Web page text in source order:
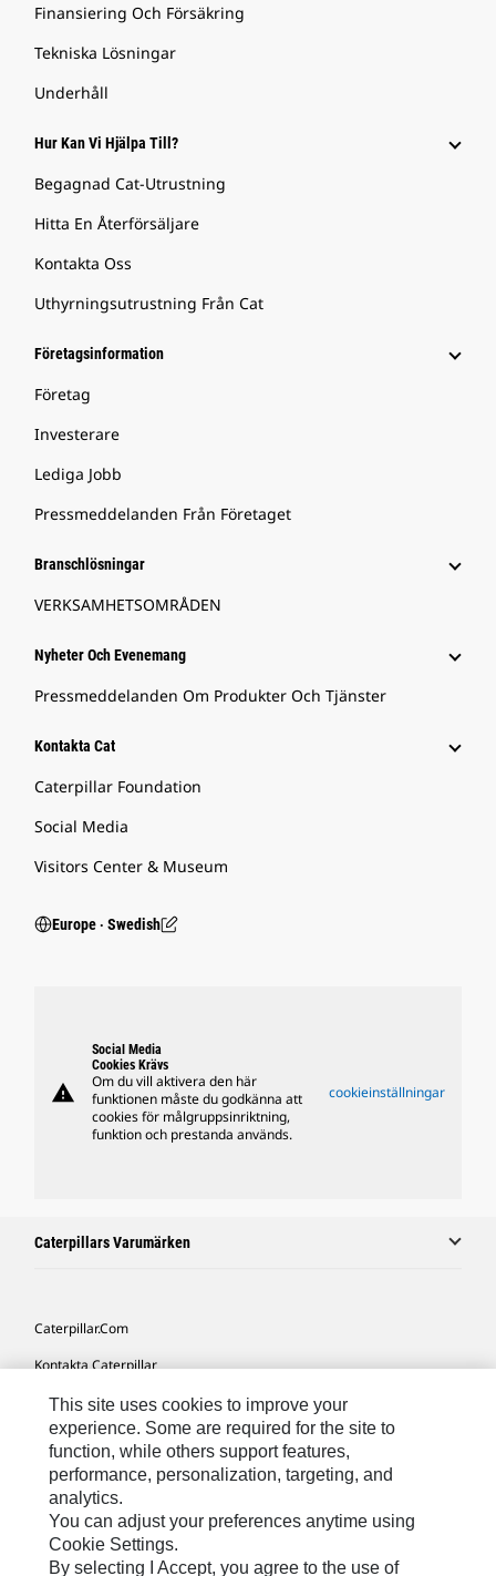
Finansiering Och Försäkring
Tekniska Lösningar
Underhåll
Hur Kan Vi Hjälpa Till?
Begagnad Cat-Utrustning
Hitta En Återförsäljare
Kontakta Oss
Uthyrningsutrustning Från Cat
Företagsinformation
Företag
Investerare
Lediga Jobb
Pressmeddelanden Från Företaget
Branschlösningar
VERKSAMHETSOMRÅDEN
Nyheter Och Evenemang
Pressmeddelanden Om Produkter Och Tjänster
Kontakta Cat
Caterpillar Foundation
Social Media
Visitors Center & Museum
Europe ‧ Swedish
warning
Social Media
Cookies Krävs
Om du vill aktivera den här
funktionen måste du godkänna att
cookies för målgruppsinriktning,
funktion och prestanda används.
cookieinställningar
Caterpillars Varumärken
Caterpillar.com
Kontakta Caterpillar
Mina Marknadsföringspreferenser
Platskarta
Cookie Settings
Juridiskt
Sekretess
This site uses cookies to improve your
experience. Some are required for the site to
function, while others support features,
performance, personalization, targeting, and
analytics.
You can adjust your preferences anytime using
Cookie Settings.
By selecting I Accept, you agree to the use of